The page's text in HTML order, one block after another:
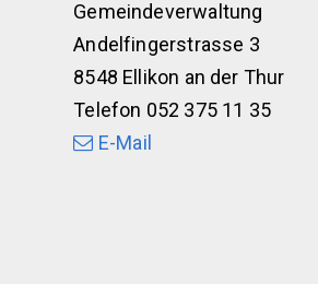
Gemeindeverwaltung
Andelfingerstrasse 3
8548 Ellikon an der Thur
Telefon 052 375 11 35
E-Mail